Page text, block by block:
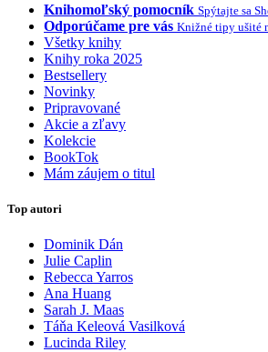
Knihomoľský pomocník Spýtajte sa
Odporúčame pre vás Knižné tipy ušité
Všetky knihy
Knihy roka 2025
Bestsellery
Novinky
Pripravované
Akcie a zľavy
Kolekcie
BookTok
Mám záujem o titul
Top autori
Dominik Dán
Julie Caplin
Rebecca Yarros
Ana Huang
Sarah J. Maas
Táňa Keleová Vasilková
Lucinda Riley